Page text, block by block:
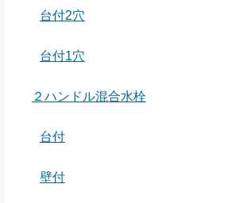
台付2穴
台付1穴
２ハンドル混合水栓
台付
壁付